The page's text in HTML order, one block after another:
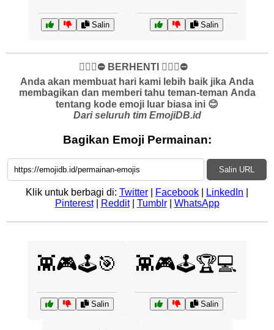
Salin Salin
✋🏻🛑⛔️ BERHENTI ✋🏻🛑⛔️
Anda akan membuat hari kami lebih baik jika Anda
membagikan dan memberi tahu teman-teman Anda
tentang kode emoji luar biasa ini 😊
Dari seluruh tim EmojiDB.id
Bagikan Emoji Permainan:
Salin URL
Klik untuk berbagi di: Twitter Facebook LinkedIn
Pinterest| Reddit| Tumblr| WhatsApp
👾🎮🕹️🎯
Salin
👾🎮🕹️🏆💻
Salin